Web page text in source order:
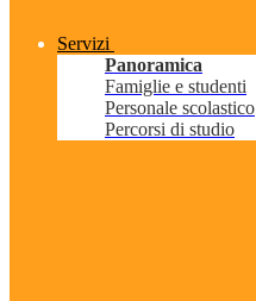
Servizi
Panoramica
Famiglie e studenti
Personale scolastico
Percorsi di studio